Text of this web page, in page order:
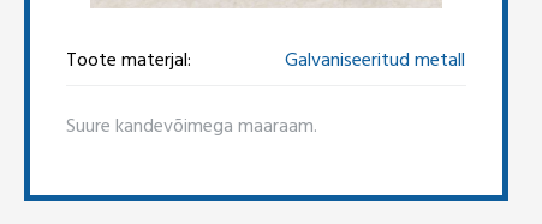
Toote materjal: Galvaniseeritud metall
Suure kandevõimega maaraam.